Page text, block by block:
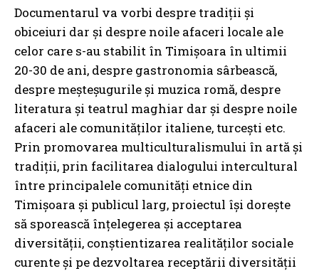
Documentarul va vorbi despre tradiții și
obiceiuri dar și despre noile afaceri locale ale
celor care s-au stabilit în Timișoara în ultimii
20-30 de ani, despre gastronomia sârbească,
despre meșteșugurile și muzica romă, despre
literatura și teatrul maghiar dar și despre noile
afaceri ale comunităților italiene, turcești etc.
Prin promovarea multiculturalismului în artă și
tradiții, prin facilitarea dialogului intercultural
între principalele comunități etnice din
Timișoara și publicul larg, proiectul își dorește
să sporească înțelegerea și acceptarea
diversității, conștientizarea realităților sociale
curente și pe dezvoltarea receptării diversității